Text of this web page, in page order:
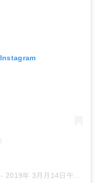
- 2019年 3月月14日午後11時15分PDT